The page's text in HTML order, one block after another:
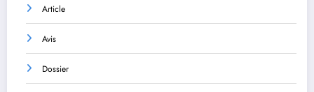
Article
Avis
Dossier